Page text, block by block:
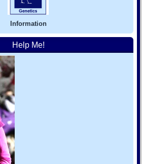
Information
Help Me!